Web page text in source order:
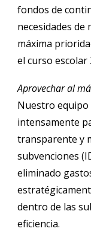
fondos de
necesidades
máxima
el curso escolar
Aprovechar al
Nuestro
intensamente
transparente y
subvenciones
eliminado
dentro de las
eficiencia.